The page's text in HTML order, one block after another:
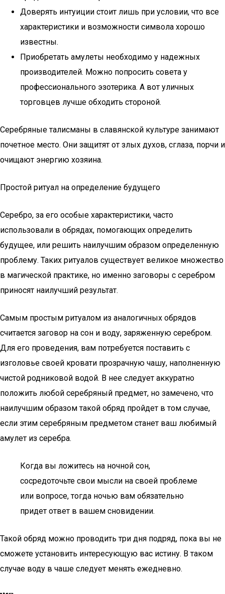
Доверять интуиции стоит лишь при условии, что все
характеристики и возможности символа хорошо
известны.
Приобретать амулеты необходимо у надежных
производителей. Можно попросить совета у
профессионального эзотерика. А вот уличных
торговцев лучше обходить стороной.
Серебряные талисманы в славянской культуре занимают
почетное место. Они защитят от злых духов, сглаза, порчи и
очищают энергию хозяина.
Простой ритуал на определение будущего
Серебро, за его особые характеристики, часто
использовали в обрядах, помогающих определить
будущее, или решить наилучшим образом определенную
проблему. Таких ритуалов существует великое множество
в магической практике, но именно заговоры с серебром
приносят наилучший результат.
Самым простым ритуалом из аналогичных обрядов
считается заговор на сон и воду, заряженную серебром.
Для его проведения, вам потребуется поставить с
изголовье своей кровати прозрачную чашу, наполненную
чистой родниковой водой. В нее следует аккуратно
положить любой серебряный предмет, но замечено, что
наилучшим образом такой обряд пройдет в том случае,
если этим серебряным предметом станет ваш любимый
амулет из серебра.
Когда вы ложитесь на ночной сон,
сосредоточьте свои мысли на своей проблеме
или вопросе, тогда ночью вам обязательно
придет ответ в вашем сновидении.
Такой обряд можно проводить три дня подряд, пока вы не
сможете установить интересующую вас истину. В таком
случае воду в чаше следует менять ежедневно.